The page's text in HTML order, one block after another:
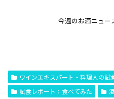
今週のお酒ニュー
ワインエキスパート・料理人の試
試食レポート：食べてみた